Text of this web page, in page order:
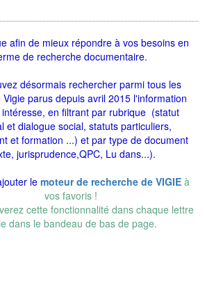
afin de mieux répondre à vos besoins en
de recherche documentaire.
désormais rechercher parmi tous les
Vigie parus depuis avril 2015 l'information
intéresse, en filtrant par rubrique (statut
et dialogue social, statuts particuliers,
et formation ...) et par type de document
jurisprudence,QPC, Lu dans...).
le moteur de recherche de VIGIEà
vos favoris !
cette fonctionnalité dans chaque lettre
dans le bandeau de bas de page.